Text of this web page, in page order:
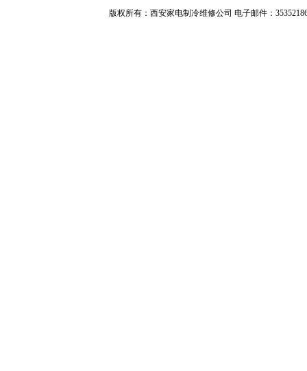
版权所有：西安家电制冷维修公司 电子邮件：